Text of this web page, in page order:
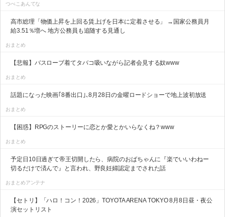
つべこあんてな
高市総理「物価上昇を上回る賃上げを日本に定着させる」 →国家公務員月
給3.51％増へ 地方公務員も追随する見通し
おまとめ
【悲報】バスローブ着てタバコ吸いながら記者会見する奴www
おまとめ
話題になった映画｢8番出口｣､8月28日の金曜ロードショーで地上波初放送
おまとめ
【困惑】RPGのストーリーに恋とか愛とかいらなくね？www
おまとめ
予定日10日過ぎて帝王切開したら、病院のおばちゃんに『楽でいいわねー
切るだけで済んで』と言われ、野良妊婦認定までされた話
おまとめアンテナ
【セトリ】「ハロ！コン！2026」TOYOTA ARENA TOKYO 8月8日昼・夜公
演セットリスト